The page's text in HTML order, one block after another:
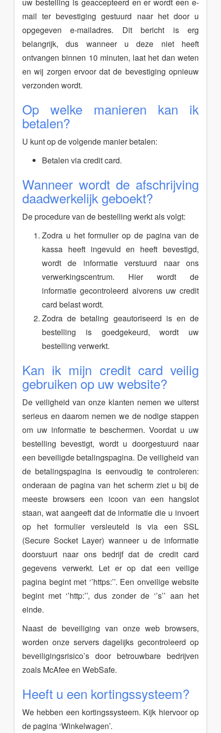
mail ter bevestiging gestuurd naar het door u
opgegeven e-mailadres. Dit bericht is erg
belangrijk, dus wanneer u deze niet heeft
ontvangen binnen 10 minuten, laat het dan weten
en wij zorgen ervoor dat de bevestiging opnieuw
verzonden wordt.
Op welke manieren kan ik
betalen?
U kunt op de volgende manier betalen:
Betalen via credit card.
Wanneer wordt de afschrijving
daadwerkelijk geboekt?
De procedure van de bestelling werkt als volgt:
Zodra u het formulier op de pagina van de
kassa heeft ingevuld en heeft bevestigd,
wordt de informatie verstuurd naar ons
verwerkingscentrum. Hier wordt de
informatie gecontroleerd alvorens uw credit
card belast wordt.
Zodra de betaling geautoriseerd is en de
bestelling is goedgekeurd, wordt uw
bestelling verwerkt.
Kan ik mijn credit card veilig
gebruiken op uw website?
De veiligheid van onze klanten nemen we uiterst
serieus en daarom nemen we de nodige stappen
om uw informatie te beschermen. Voordat u uw
bestelling bevestigt, wordt u doorgestuurd naar
een beveiligde betalingspagina. De veiligheid van
de betalingspagina is eenvoudig te controleren:
onderaan de pagina van het scherm ziet u bij de
meeste browsers een icoon van een hangslot
staan, wat aangeeft dat de informatie die u invoert
op het formulier versleuteld is via een SSL
(Secure Socket Layer) wanneer u de informatie
doorstuurt naar ons bedrijf dat de credit card
gegevens verwerkt. Let er op dat een veilige
pagina begint met ‘’https:’’. Een onveilige website
begint met ‘’http:’’, dus zonder de ‘’s’’ aan het
einde.
Naast de beveiliging van onze web browsers,
worden onze servers dagelijks gecontroleerd op
beveiligingsrisico’s door betrouwbare bedrijven
zoals McAfee en WebSafe.
Heeft u een kortingssysteem?
We hebben een kortingssysteem. Kijk hiervoor op
de pagina ‘Winkelwagen’.